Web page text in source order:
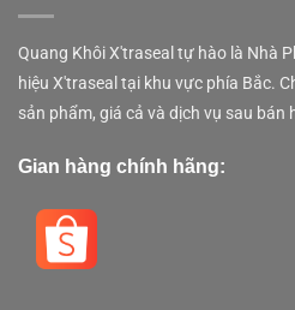
Quang Khôi X'traseal tự hào là Nhà
hiệu X'traseal tại khu vực phía Bắc.
sản phẩm, giá cả và dịch vụ sau bán
Gian hàng chính hãng: